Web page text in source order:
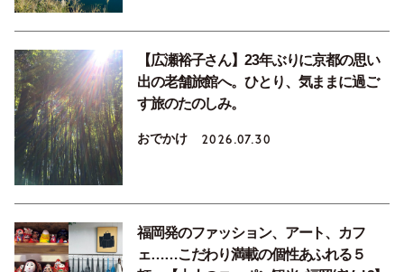
【広瀬裕子さん】23年ぶりに京都の思い
出の老舗旅館へ。ひとり、気ままに過ご
す旅のたのしみ。
おでかけ 2026.07.30
福岡発のファッション、アート、カフ
ェ……こだわり満載の個性あふれる５